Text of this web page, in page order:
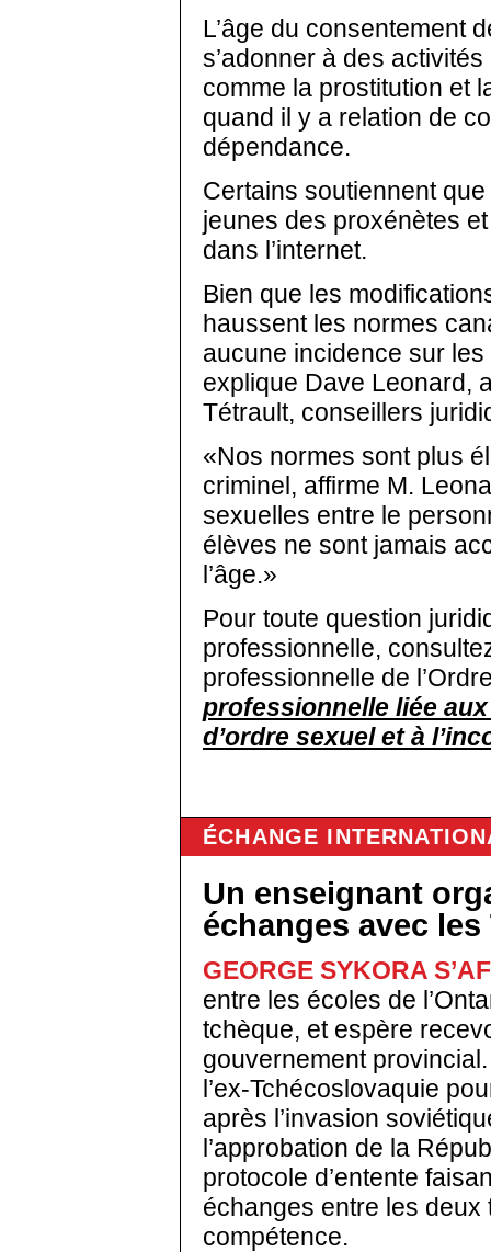
L’âge du consentement
s’adonner à des
comme la prostitution et
quand il y a relation de
dépendance.
Certains soutiennent
jeunes des proxénètes
dans l’internet.
Bien que les
haussent les normes
aucune incidence sur
explique Dave Leonard,
Tétrault, conseillers
«Nos normes sont plus
criminel, affirme M.
sexuelles entre le
élèves ne sont jamais
l’âge.»
Pour toute question
professionnelle,
professionnelle de
professionnelle liée
d’ordre sexuel et à
ÉCHANGE
Un enseignant
échanges avec les
GEORGE SYKORA
entre les écoles de
tchèque, et espère
gouvernement
l’ex-Tchécoslovaquie
après l’invasion
l’approbation de la
protocole d’entente
échanges entre les deux
compétence.